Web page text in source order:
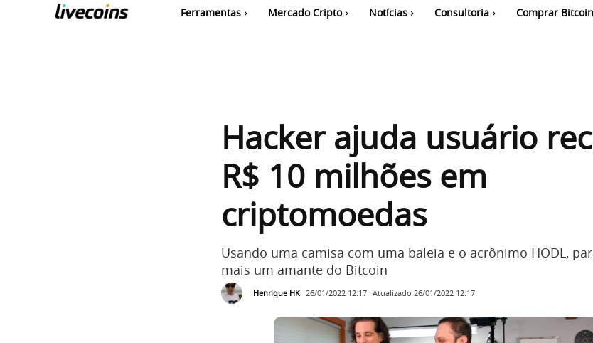
Ferramentas Mercado Cripto Notícias Consultoria Comprar Bitcoin
Hacker ajuda usuário
R$ 10 milhões em
criptomoedas
Usando uma camisa com uma baleia e o acrônimo HODL,
mais um amante do Bitcoin
Henrique HK 26/01/2022 12:17 Atualizado 26/01/2022 12:17